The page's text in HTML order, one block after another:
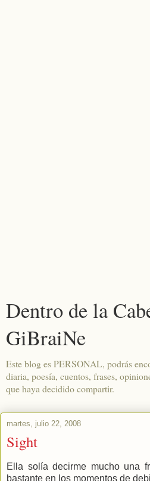
Dentro de la
GiBraiNe
Este blog es PERSONAL, podrás
diaria, poesía, cuentos, frases,
que haya decidido compartir.
martes, julio 22, 2008
Sight
Ella solía decirme mucho una
bastante en los momentos de